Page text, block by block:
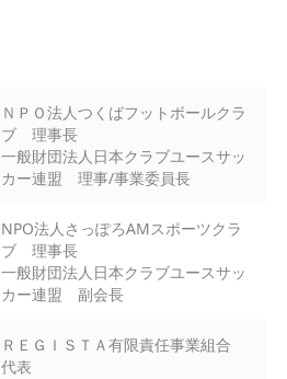
ＮＰＯ法人つくばフットボールクラ
ブ 理事長
一般財団法人日本クラブユースサッ
カー連盟 理事/事業委員長
NPO法人さっぽろAMスポーツクラ
ブ 理事長
一般財団法人日本クラブユースサッ
カー連盟 副会長
ＲＥＧＩＳＴＡ有限責任事業組合
代表